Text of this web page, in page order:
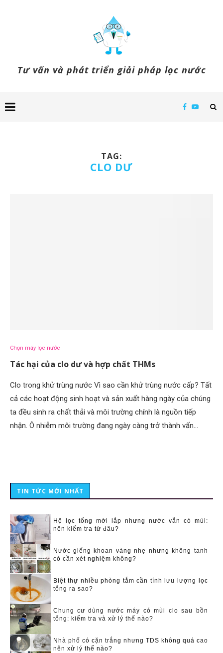
Tư vấn và phát triển giải pháp lọc nước
TAG:
CLO DƯ
Chọn máy lọc nước
Tác hại của clo dư và hợp chất THMs
Clo trong khử trùng nước Vì sao cần khử trùng nước cấp? Tất
cả các hoạt động sinh hoạt và sản xuất hàng ngày của chúng
ta đều sinh ra chất thải và môi trường chính là nguồn tiếp
nhận. Ô nhiễm môi trường đang ngày càng trở thành vấn…
TIN TỨC MỚI NHẤT
Hệ lọc tổng mới lắp nhưng nước vẫn có mùi:
nên kiểm tra từ đâu?
Nước giếng khoan vàng nhẹ nhưng không tanh
có cần xét nghiệm không?
Biệt thự nhiều phòng tắm cần tính lưu lượng lọc
tổng ra sao?
Chung cư dùng nước máy có mùi clo sau bồn
tổng: kiểm tra và xử lý thế nào?
Nhà phố có cặn trắng nhưng TDS không quá cao
nên xử lý thế nào?